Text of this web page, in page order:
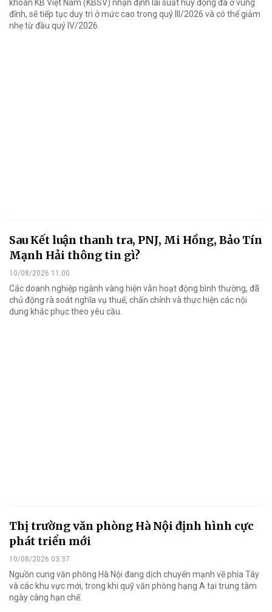
khoán KB Việt Nam (KBSV) nhận định lãi suất huy động đã ở vùng
đỉnh, sẽ tiếp tục duy trì ở mức cao trong quý III/2026 và có thể giảm
nhẹ từ đầu quý IV/2026.
Sau Kết luận thanh tra, PNJ, Mi Hồng, Bảo Tín
Mạnh Hải thông tin gì?
10/08/2026 11:00
Các doanh nghiệp ngành vàng hiện vẫn hoạt động bình thường, đã
chủ động rà soát nghĩa vụ thuế, chấn chỉnh và thực hiện các nội
dung khắc phục theo yêu cầu.
Thị trường văn phòng Hà Nội định hình cực
phát triển mới
10/08/2026 03:37
Nguồn cung văn phòng Hà Nội đang dịch chuyển mạnh về phía Tây
và các khu vực mới, trong khi quỹ văn phòng hạng A tại trung tâm
ngày càng hạn chế.